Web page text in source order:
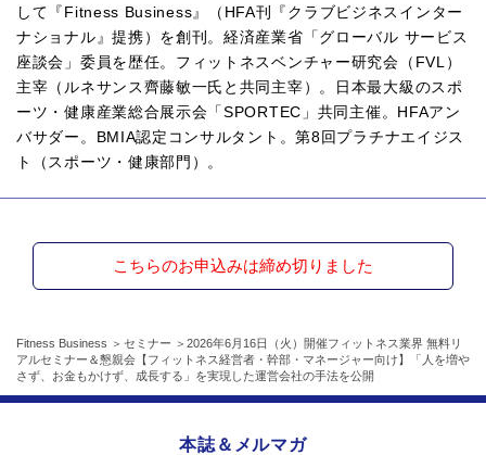
して『Fitness Business』（HFA刊『クラブビジネスインター
ナショナル』提携）を創刊。経済産業省「グローバル サービス
座談会」委員を歴任。フィットネスベンチャー研究会（FVL）
主宰（ルネサンス齊藤敏一氏と共同主宰）。日本最大級のスポ
ーツ・健康産業総合展示会「SPORTEC」共同主催。HFAアン
バサダー。BMIA認定コンサルタント。第8回プラチナエイジス
ト（スポーツ・健康部門）。
こちらのお申込みは締め切りました
Fitness Business セミナー
2026年6月16日（火）開催フィットネス業界 無料リ
アルセミナー＆懇親会【フィットネス経営者・幹部・マネージャー向け】「人を増や
さず、お金もかけず、成長する」を実現した運営会社の手法を公開
本誌＆メルマガ